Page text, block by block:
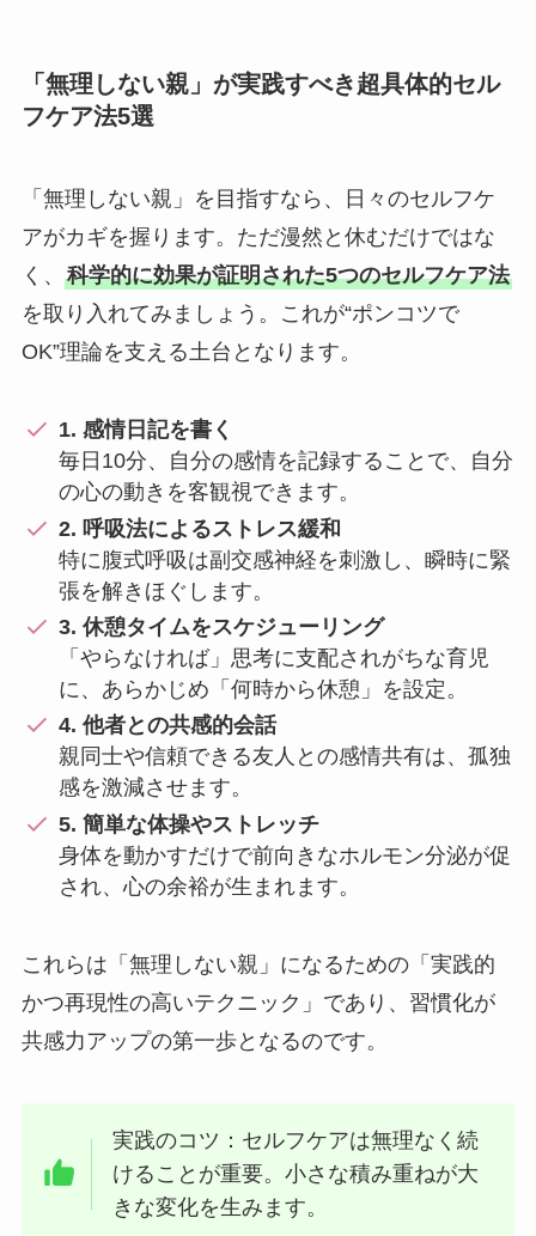
「無理しない親」が実践すべき超具体的セル
フケア法5選
「無理しない親」を目指すなら、日々のセルフケ
アがカギを握ります。ただ漫然と休むだけではな
く、 科学的に効果が証明された5つのセルフケア法
を取り入れてみましょう。これが“ポンコツで
OK”理論を支える土台となります。
1. 感情日記を書く
毎日10分、自分の感情を記録することで、自分
の心の動きを客観視できます。
2. 呼吸法によるストレス緩和
特に腹式呼吸は副交感神経を刺激し、瞬時に緊
張を解きほぐします。
3. 休憩タイムをスケジューリング
「やらなければ」思考に支配されがちな育児
に、あらかじめ「何時から休憩」を設定。
4. 他者との共感的会話
親同士や信頼できる友人との感情共有は、孤独
感を激減させます。
5. 簡単な体操やストレッチ
身体を動かすだけで前向きなホルモン分泌が促
され、心の余裕が生まれます。
これらは「無理しない親」になるための「実践的
かつ再現性の高いテクニック」であり、習慣化が
共感力アップの第一歩となるのです。
実践のコツ：セルフケアは無理なく続
けることが重要。小さな積み重ねが大
きな変化を生みます。